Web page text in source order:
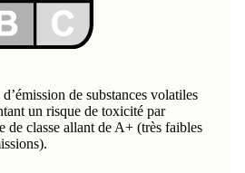
de substances volatiles
un risque de toxicité par
de classe allant de A+ (très faibles